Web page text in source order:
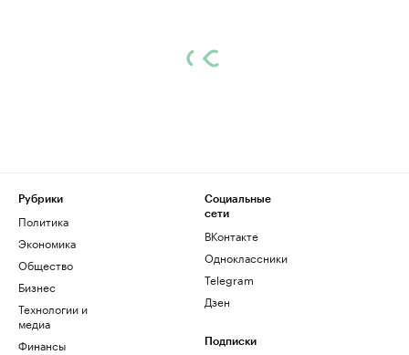
Рубрики
Политика
Экономика
Общество
Бизнес
Технологии и
медиа
Финансы
Социальные
сети
ВКонтакте
Одноклассники
Telegram
Дзен
Подписки